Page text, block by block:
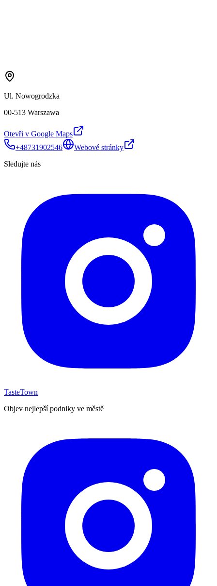
Ul. Nowogrodzka
00-513 Warszawa
Otevři v Google Maps
+48731902546
Webové stránky
Sledujte nás
TasteTown
Objev nejlepší podniky ve městě